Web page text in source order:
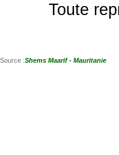
Toute
Source :Shems Maarif - Mauritanie